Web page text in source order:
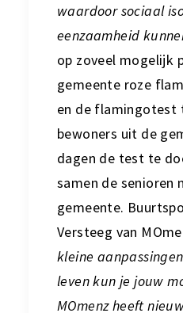
waardoor sociaal
eenzaamheid
op zoveel mogelijk
gemeente roze
en de flamingotest
bewoners uit de
dagen de test te
samen de senioren
gemeente.
Versteeg van
kleine
leven kun je jouw
MOmenz heeft